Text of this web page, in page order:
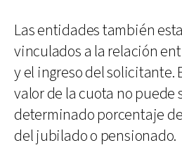
Las entidades también
vinculados a la relación
y el ingreso del solicitante.
valor de la cuota no puede
determinado porcentaje
del jubilado o pensionado.